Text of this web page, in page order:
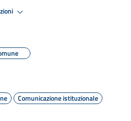
Comunicazione istituzionale